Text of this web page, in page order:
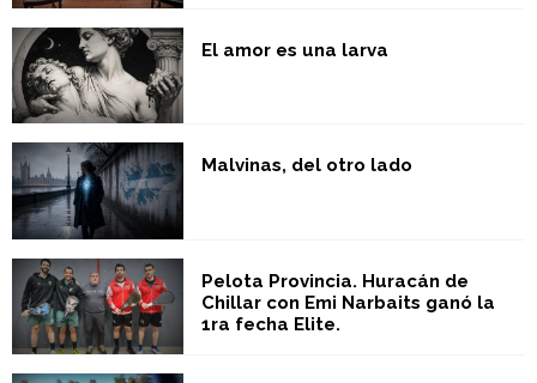
El amor es una larva
Malvinas, del otro lado
Pelota Provincia. Huracán de
Chillar con Emi Narbaits ganó la
1ra fecha Elite.